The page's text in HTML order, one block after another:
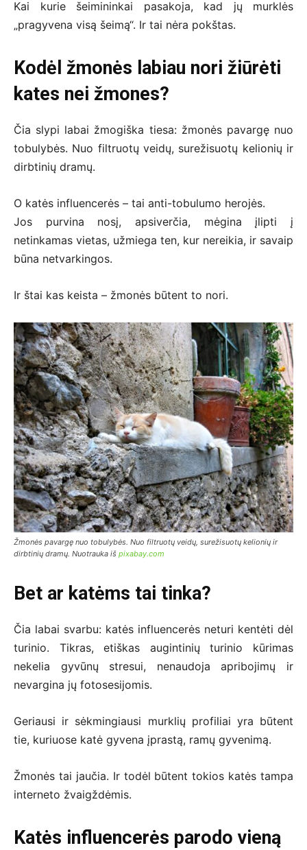
Kai kurie šeimininkai pasakoja, kad jų murklės
„pragyvena visą šeimą“. Ir tai nėra pokštas.
Kodėl žmonės labiau nori žiūrėti
kates nei žmones?
Čia slypi labai žmogiška tiesa: žmonės pavargę nuo
tobulybės. Nuo filtruotų veidų, surežisuotų kelionių ir
dirbtinių dramų.
O katės influencerės – tai anti-tobulumo herojės.
Jos purvina nosį, apsiverčia, mėgina įlipti į
netinkamas vietas, užmiega ten, kur nereikia, ir savaip
būna netvarkingos.
Ir štai kas keista – žmonės būtent to nori.
Žmonės pavargę nuo tobulybės. Nuo filtruotų veidų, surežisuotų kelionių ir
dirbtinių dramų. Nuotrauka iš pixabay.com
Bet ar katėms tai tinka?
Čia labai svarbu: katės influencerės neturi kentėti dėl
turinio. Tikras, etiškas augintinių turinio kūrimas
nekelia gyvūnų stresui, nenaudoja apribojimų ir
nevargina jų fotosesijomis.
Geriausi ir sėkmingiausi murklių profiliai yra būtent
tie, kuriuose katė gyvena įprastą, ramų gyvenimą.
Žmonės tai jaučia. Ir todėl būtent tokios katės tampa
interneto žvaigždėmis.
Katės influencerės parodo vieną